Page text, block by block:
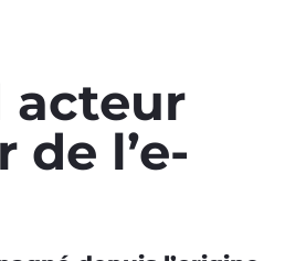
acteur
de l’e-